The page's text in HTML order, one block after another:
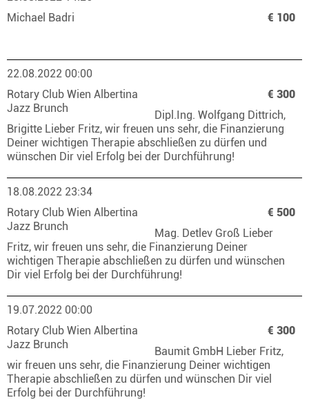
Michael Badri
€ 100
22.08.2022 00:00
Rotary Club Wien Albertina
Jazz Brunch
€ 300
Dipl.Ing. Wolfgang Dittrich,
Brigitte Lieber Fritz, wir freuen uns sehr, die Finanzierung
Deiner wichtigen Therapie abschließen zu dürfen und
wünschen Dir viel Erfolg bei der Durchführung!
18.08.2022 23:34
Rotary Club Wien Albertina
Jazz Brunch
€ 500
Mag. Detlev Groß Lieber
Fritz, wir freuen uns sehr, die Finanzierung Deiner
wichtigen Therapie abschließen zu dürfen und wünschen
Dir viel Erfolg bei der Durchführung!
19.07.2022 00:00
Rotary Club Wien Albertina
Jazz Brunch
€ 300
Baumit GmbH Lieber Fritz,
wir freuen uns sehr, die Finanzierung Deiner wichtigen
Therapie abschließen zu dürfen und wünschen Dir viel
Erfolg bei der Durchführung!